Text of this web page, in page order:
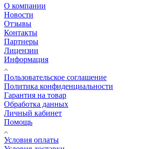
О компании
Новости
Отзывы
Контакты
Партнеры
Лицензии
Информация
Пользовательское соглашение
Политика конфиденциальности
Гарантия на товар
Обработка данных
Личный кабинет
Помощь
Условия оплаты